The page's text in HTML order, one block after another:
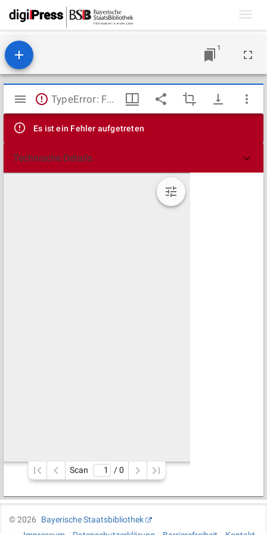
1
Mirador
Viewer
TypeError: Failed to fetch
Es ist ein Fehler aufgetreten
Technische Details
Scan / 0
©2026
Bayerische Staatsbibliothek